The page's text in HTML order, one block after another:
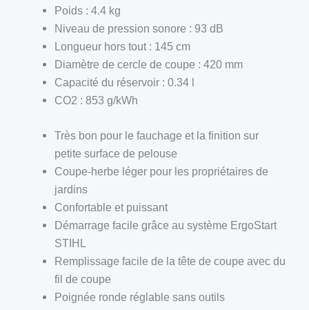
Poids : 4.4 kg
Niveau de pression sonore : 93 dB
Longueur hors tout : 145 cm
Diamètre de cercle de coupe : 420 mm
Capacité du réservoir : 0.34 l
CO2 : 853 g/kWh
Très bon pour le fauchage et la finition sur
petite surface de pelouse
Coupe-herbe léger pour les propriétaires de
jardins
Confortable et puissant
Démarrage facile grâce au système ErgoStart
STIHL
Remplissage facile de la tête de coupe avec du
fil de coupe
Poignée ronde réglable sans outils